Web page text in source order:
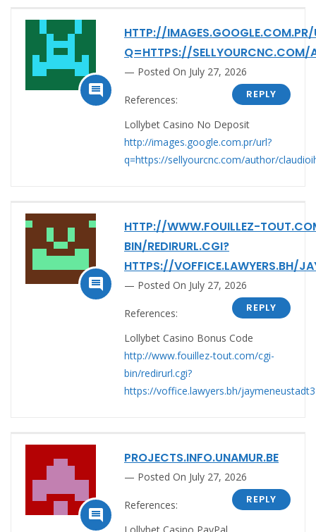

HTTP://IMAGES.GOOGLE.COM.PR/
Q=HTTPS://SELLYOURCNC.COM/
Posted On July 27, 2026
REPLY
References:
Lollybet Casino No Deposit
http://images.google.com.pr/url?
q=https://sellyourcnc.com/author/

HTTP://WWW.FOUILLEZ-
BIN/REDIRURL.CGI?
HTTPS://VOFFICE.LAWYERS.BH/
Posted On July 27, 2026
REPLY
References:
Lollybet Casino Bonus Code
http://www.fouillez-tout.com/cgi-
bin/redirurl.cgi?
https://voffice.lawyers.bh/jaymeneustadt3

PROJECTS.INFO.UNAMUR.BE
Posted On July 27, 2026
REPLY
References:
Lollybet Casino PayPal